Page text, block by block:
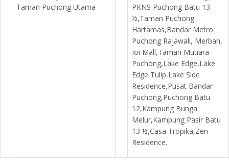
Taman Puchong Utama
PKNS Puchong Batu 13
½,Taman Puchong
Hartamas,Bandar Metro
Puchong Rajawali, Merbah,
Ioi Mall,Taman Mutiara
Puchong,Lake Edge,Lake
Edge Tulip,Lake Side
Residence,Pusat Bandar
Puchong,Puchong Batu
12,Kampung Bunga
Melur,Kampung Pasir Batu
13 ½,Casa Tropika,Zen
Residence.